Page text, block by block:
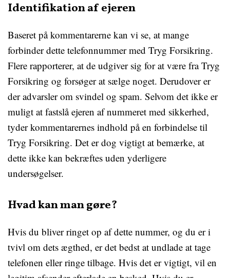
Identifikation af ejeren
Baseret på kommentarerne kan vi se, at mange
forbinder dette telefonnummer med Tryg Forsikring.
Flere rapporterer, at de udgiver sig for at være fra Tryg
Forsikring og forsøger at sælge noget. Derudover er
der advarsler om svindel og spam. Selvom det ikke er
muligt at fastslå ejeren af nummeret med sikkerhed,
tyder kommentarernes indhold på en forbindelse til
Tryg Forsikring. Det er dog vigtigt at bemærke, at
dette ikke kan bekræftes uden yderligere
undersøgelser.
Hvad kan man gøre?
Hvis du bliver ringet op af dette nummer, og du er i
tvivl om dets ægthed, er det bedst at undlade at tage
telefonen eller ringe tilbage. Hvis det er vigtigt, vil en